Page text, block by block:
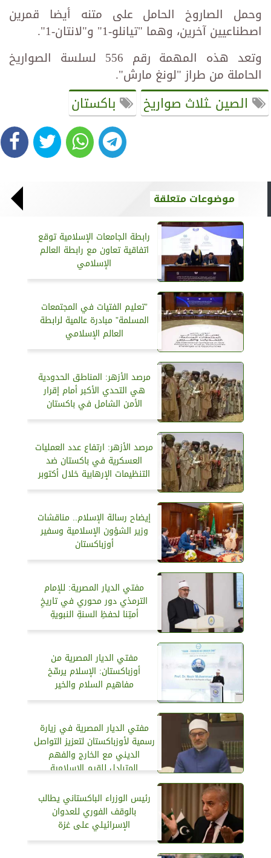
وحمل الصاروخ الحامل على متنه أيضا قمرين
اصطناعيين آخرين، وهما "تيانلو-1" و"لانتان-1".
وتعد هذه المهمة رقم 556 لسلسة الصواريخ
الحاملة من طراز "لونغ مارش".
الصين ـثلاث صواريخ باكستان
موضوعات متعلقة
رابطة الجامعات الإسلامية توقع
اتفاقية تعاون مع رابطة العالم
الإسلامي
”تعليم الفتيات في المجتمعات
المسلمة” مبادرة عالمية لرابطة
العالم الإسلامي
مرصد الأزهر: المناطق الحدودية
هي التحدي الأكبر أمام إقرار
الأمن الشامل في باكستان
مرصد الأزهر: ارتفاع عدد العمليات
العسكرية في باكستان ضد
التنظيمات الإرهابية خلال أكتوبر
إيضاح رسالة الإسلام.. مناقشات
وزير الشؤون الإسلامية وسفير
أوزباكستان
مفتي الديار المصرية: للإمام
الترمذي دور محوري في تاريخِ
أمتِنا لحفظِ السنةِ النبويةِ
مفتي الديار المصرية من
أوزباكستان: الإسلام يرسِّخ
مفاهيم السلام والخير
مفتي الديار المصرية في زيارة
رسمية لأوزباكستان لتعزيز التواصل
الديني مع الخارج والفهم
المتبادل للقيم الإسلامية
رئيس الوزراء الباكستاني يطالب
بالوقف الفوري للعدوان
الإسرائيلي على غزة